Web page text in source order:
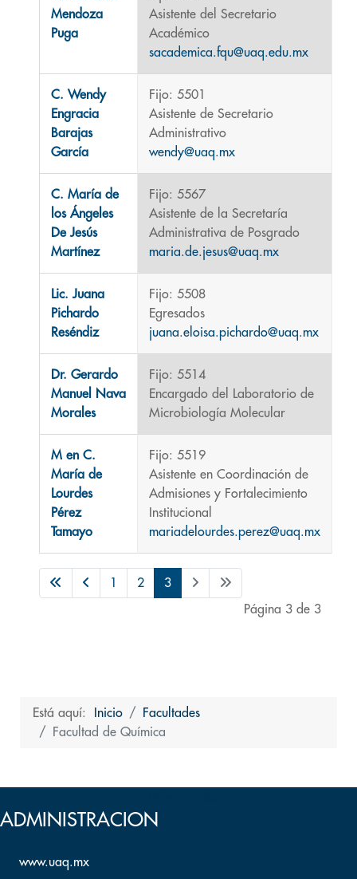
Mendoza
Puga
Asistente del Secretario
Académico
sacademica.fqu@uaq.edu.mx
C. Wendy
Engracia
Barajas
García
Fijo: 5501
Asistente de Secretario
Administrativo
wendy@uaq.mx
C. María de
los Ángeles
De Jesús
Martínez
Fijo: 5567
Asistente de la Secretaría
Administrativa de Posgrado
maria.de.jesus@uaq.mx
Lic. Juana
Pichardo
Reséndiz
Fijo: 5508
Egresados
juana.eloisa.pichardo@uaq.mx
Dr. Gerardo
Manuel Nava
Morales
Fijo: 5514
Encargado del Laboratorio de
Microbiología Molecular
M en C.
María de
Lourdes
Pérez
Tamayo
Fijo: 5519
Asistente en Coordinación de
Admisiones y Fortalecimiento
Institucional
mariadelourdes.perez@uaq.mx
Página 3 de 3
1 2 3
Está aquí: Inicio
Facultades
Facultad de Química
ADMINISTRACION
www.uaq.mx